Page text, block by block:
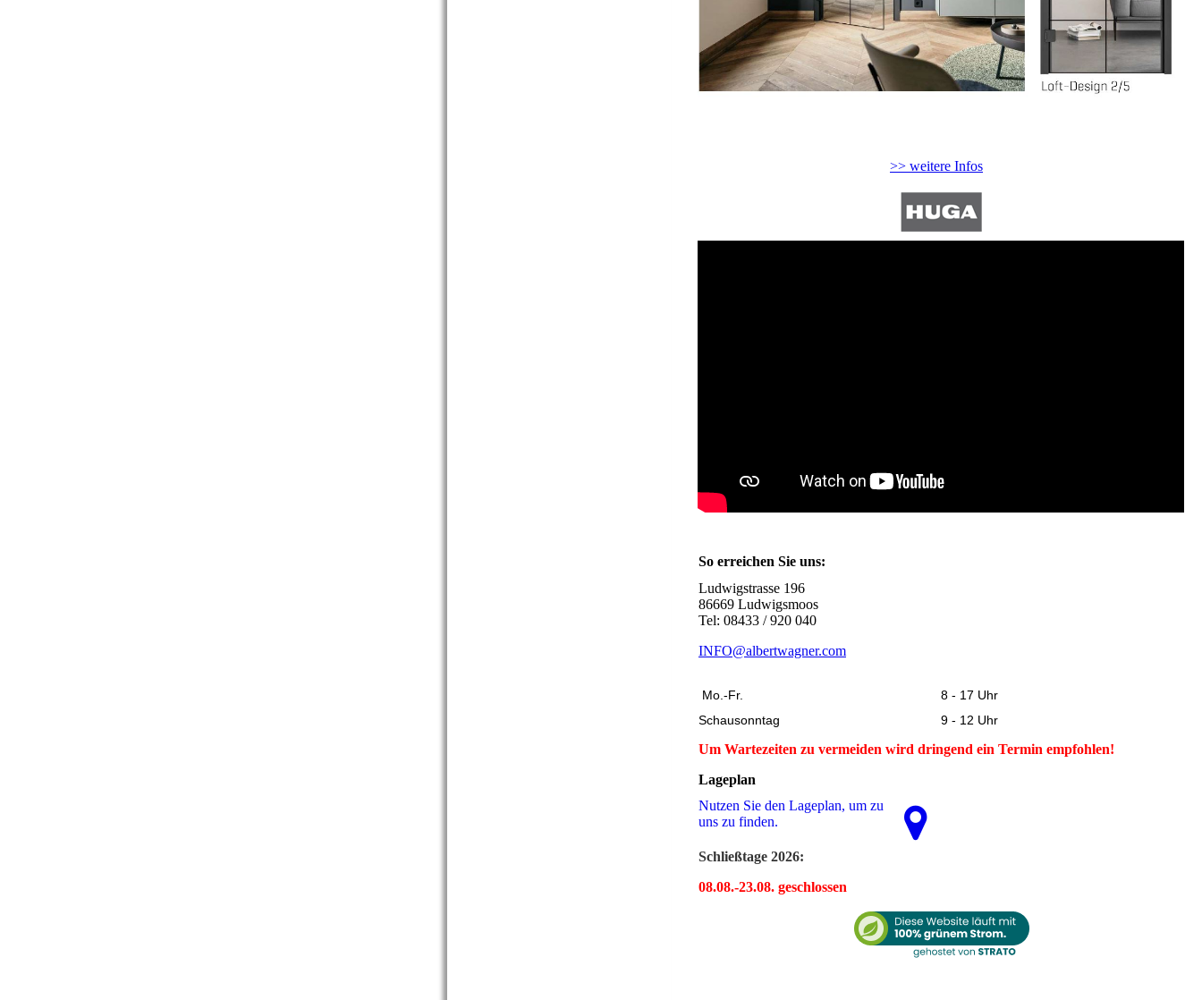
>> weitere Infos
So erreichen Sie uns:
Ludwigstrasse 196
86669 Ludwigsmoos
Tel: 08433 / 920 040
INFO@albertwagner.com
Mo.-Fr.
8 - 17 Uhr
Schausonntag
9 - 12 Uhr
Um Wartezeiten zu vermeiden wird dringend ein Termin empfohlen!
Lageplan
Nutzen Sie den La­ge­plan, um zu
uns zu finden.
Schließtage 2026:
08.08.-23.08. geschlossen